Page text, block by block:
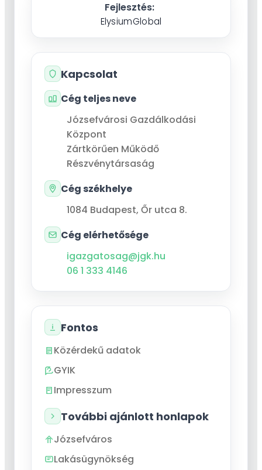
Fejlesztés:
ElysiumGlobal
Kapcsolat
Cég teljes neve
Józsefvárosi Gazdálkodási
Központ
Zártkörűen Működő
Részvénytársaság
Cég székhelye
1084 Budapest, Őr utca 8.
Cég elérhetősége
igazgatosag@jgk.hu
06 1 333 4146
Fontos
Közérdekű adatok
GYIK
Impresszum
További ajánlott honlapok
Józsefváros
Lakásügynökség